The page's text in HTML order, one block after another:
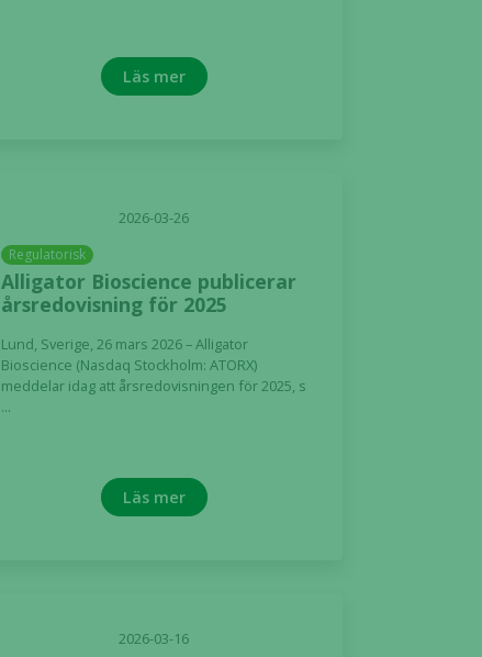
Läs mer
2026-03-26
Regulatorisk
Alligator Bioscience publicerar
årsredovisning för 2025
Lund, Sverige, 26 mars 2026 – Alligator
Bioscience (Nasdaq Stockholm: ATORX)
meddelar idag att årsredovisningen för 2025, s
...
Läs mer
2026-03-16